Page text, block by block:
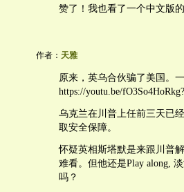
赞了！我也看了一个中文版
作者： 天雅
原来，英乌合伙骗了美国。
https://youtu.be/
乌克兰在川普上任前三天已
取安全保障。
怀疑英相斯塔默是来跟川普
难看。但他还是Play along,
吗？